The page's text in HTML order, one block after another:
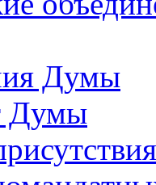
Думы
Думы